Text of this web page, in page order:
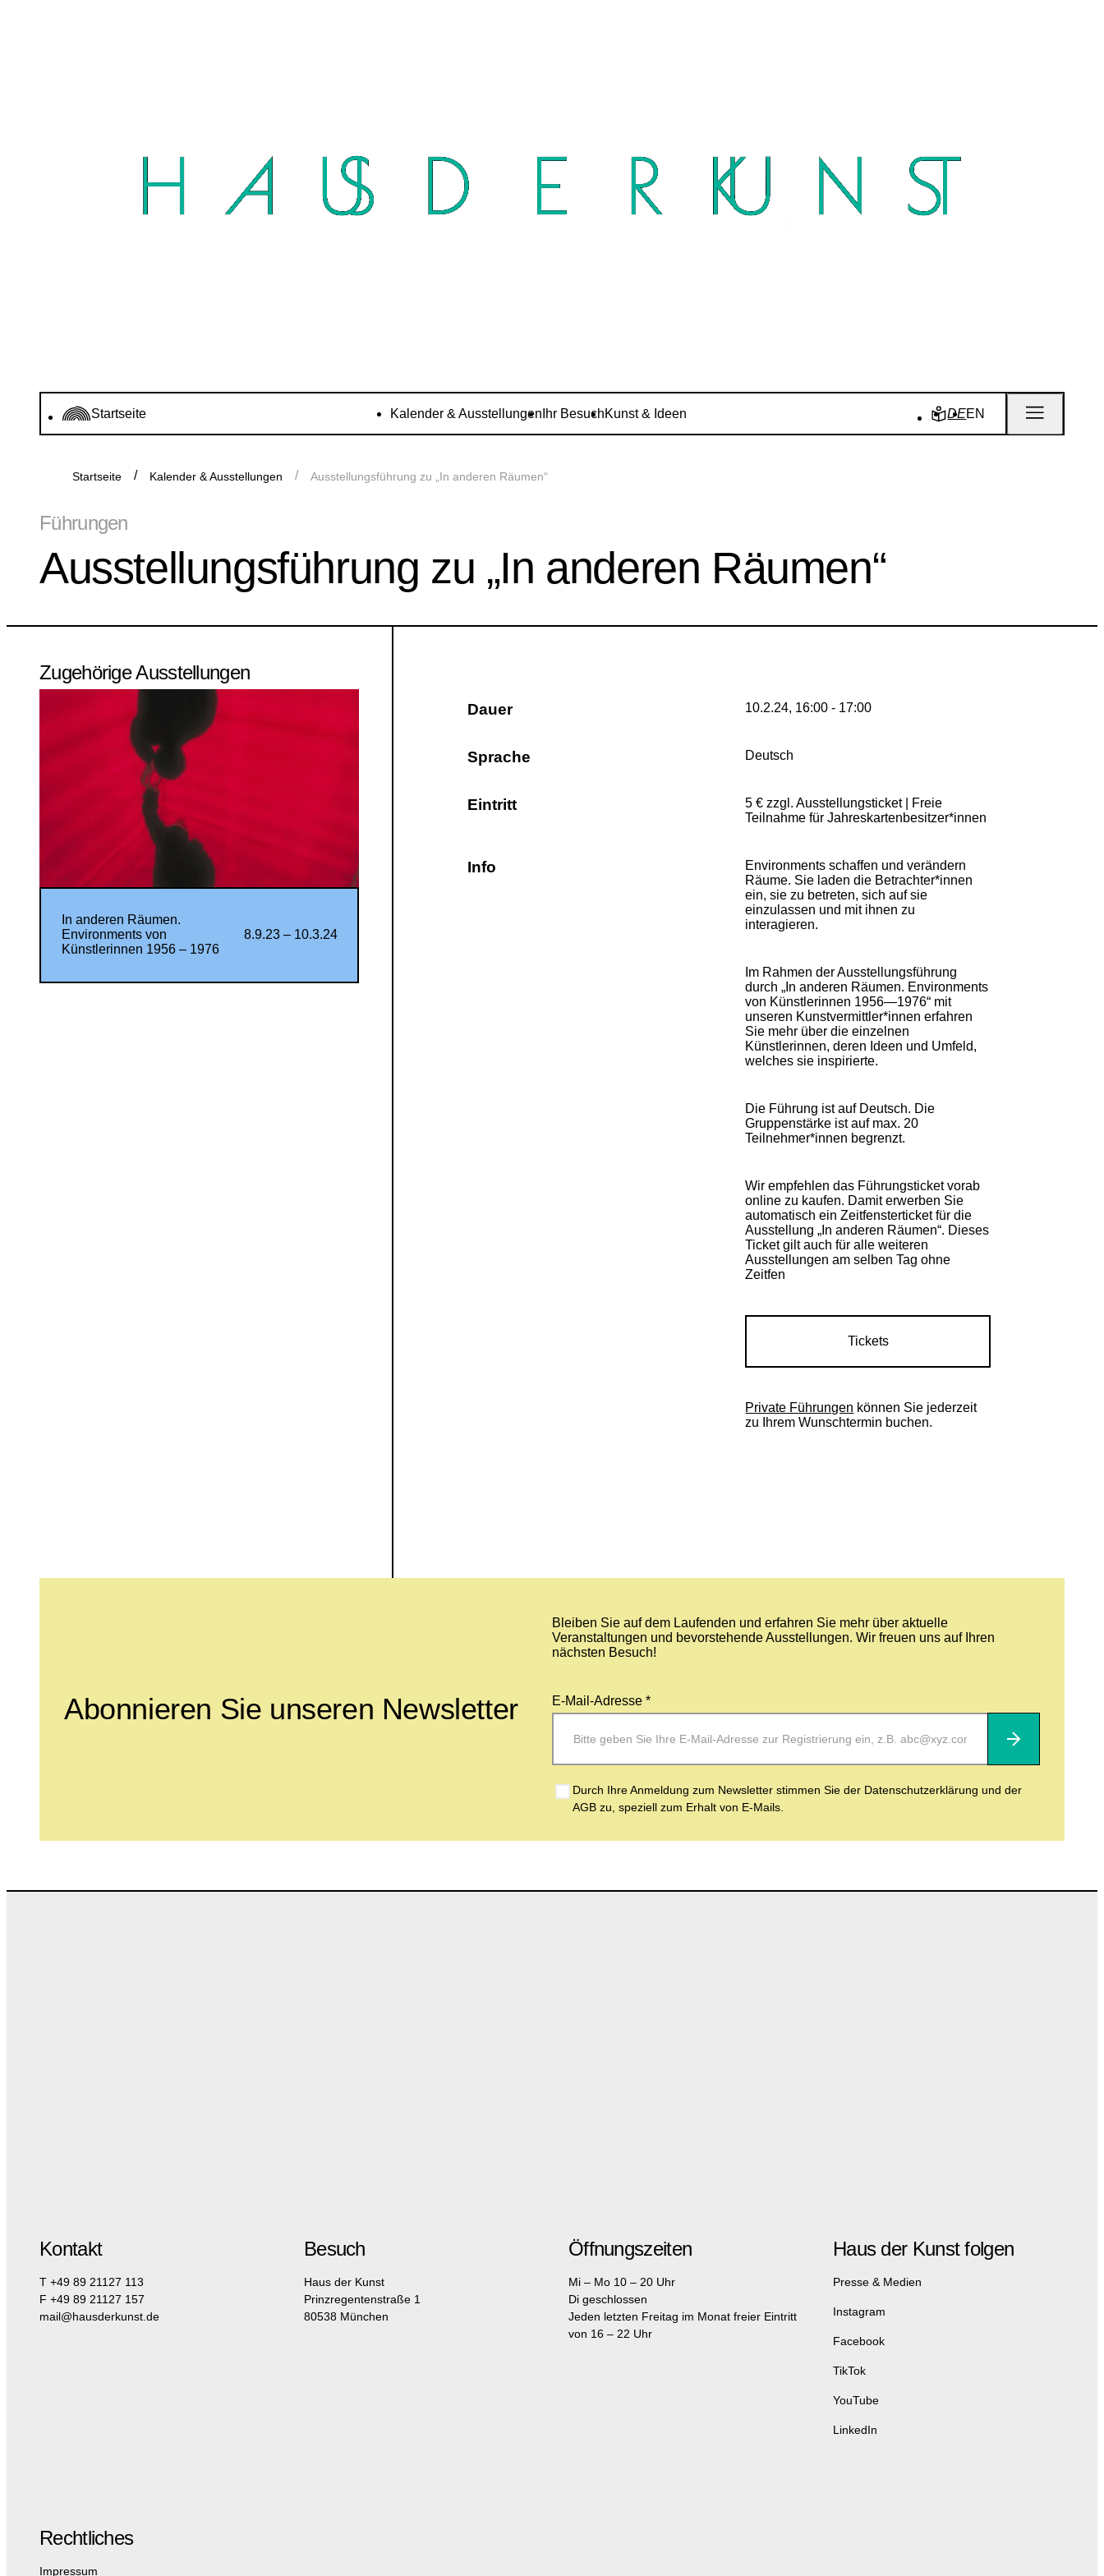
Startseite Kalender & Ausstellungen Ihr BesuchKunst & Ideen DEEN
Startseite Kalender & Ausstellungen Ausstellungsführung zu „In anderen Räumen“
Führungen
Ausstellungsführung zu „In anderen Räumen“
Dauer 10.2.24, 16:00 - 17:00
Sprache Deutsch
Eintritt
5 € zzgl. Ausstellungsticket | Freie
Teilnahme für Jahreskartenbesitzer*innen
Info
Environments schaffen und verändern
Räume. Sie laden die Betrachter*innen
ein, sie zu betreten, sich auf sie
einzulassen und mit ihnen zu
interagieren.
Im Rahmen der Ausstellungsführung
durch „In anderen Räumen. Environments
von Künstlerinnen 1956—1976“ mit
unseren Kunstvermittler*innen erfahren
Sie mehr über die einzelnen
Künstlerinnen, deren Ideen und Umfeld,
welches sie inspirierte.
Die Führung ist auf Deutsch. Die
Gruppenstärke ist auf max. 20
Teilnehmer*innen begrenzt.
Wir empfehlen das Führungsticket vorab
online zu kaufen. Damit erwerben Sie
automatisch ein Zeitfensterticket für die
Ausstellung „In anderen Räumen“. Dieses
Ticket gilt auch für alle weiteren
Ausstellungen am selben Tag ohne
Zeitfen
Tickets
Private Führungen können Sie jederzeit
zu Ihrem Wunschtermin buchen.
Zugehörige Ausstellungen
In anderen Räumen.
Environments von
Künstlerinnen 1956 – 1976
8.9.23 – 10.3.24
Abonnieren Sie unseren Newsletter
Bleiben Sie auf dem Laufenden und erfahren Sie mehr über aktuelle
Veranstaltungen und bevorstehende Ausstellungen. Wir freuen uns auf Ihren
nächsten Besuch!
E-Mail-Adresse *
Abonnieren
Durch Ihre Anmeldung zum Newsletter stimmen Sie der Datenschutzerklärung und der
AGB zu, speziell zum Erhalt von E-Mails.
Kontakt
T +49 89 21127 113
F +49 89 21127 157
mail@hausderkunst.de
Besuch
Haus der Kunst
Prinzregentenstraße 1
80538 München
Öffnungszeiten
Mi – Mo 10 – 20 Uhr
Di geschlossen
Jeden letzten Freitag im Monat freier Eintritt
von 16 – 22 Uhr
Haus der Kunst folgen
Presse & Medien
Instagram
Facebook
TikTok
YouTube
LinkedIn
Rechtliches
Impressum